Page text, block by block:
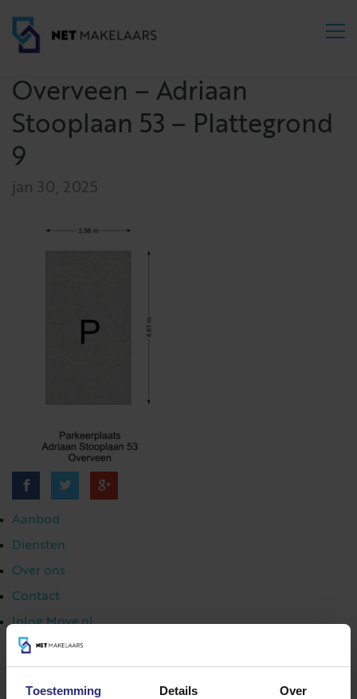
Toestemming Details Over
Overveen – Adriaan
Stooplaan 53 – Plattegrond
9
jan 30, 2025
Aanbod
Diensten
Over ons
Contact
Inlog Move.nl